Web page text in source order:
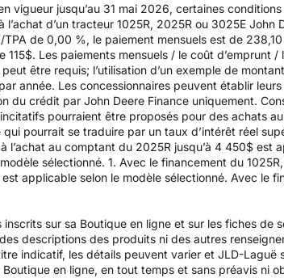
vigueur jusqu’au 31 mai 2026, certaines
d’un tracteur 1025R, 2025R ou 3025E
de 0,00 %, le paiement mensuels est de
Les paiements mensuels / le coût
être requis; l’utilisation d’un exemple de
année. Les concessionnaires peuvent établir
du crédit par John Deere Finance uniquement.
pourraient être proposés pour des achats
pourrait se traduire par un taux d’intérêt réel
au comptant du 2025R jusqu’à 4 450$ est
sélectionné. 1. Avec le financement du
applicable selon le modèle sélectionné. Avec le
sur sa Boutique en ligne et sur les fiches
descriptions des produits ni des autres
indicatif, les détails peuvent varier et JLD-
en ligne, en tout temps et sans préavis ni